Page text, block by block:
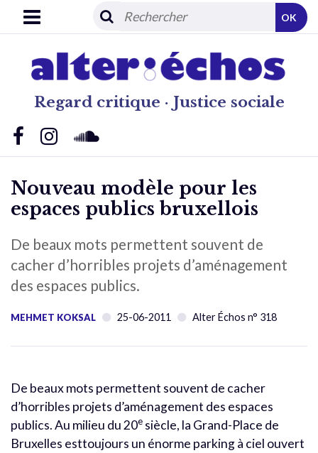
Regard critique · Justice sociale
OK
Nouveau modèle pour les
espaces publics bruxellois
De beaux mots permettent souvent de
cacher d’horribles projets d’aménagement
des espaces publics.
MEHMET KOKSAL 25-06-2011 Alter Échos n° 318
De beaux mots permettent souvent de cacher
d’horribles projets d’aménagement des espaces
publics. Au milieu du 20e siècle, la Grand-Place de
Bruxelles esttoujours un énorme parking à ciel ouvert